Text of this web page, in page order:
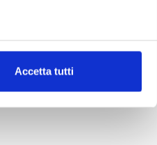
(impronte
Accetta tutti